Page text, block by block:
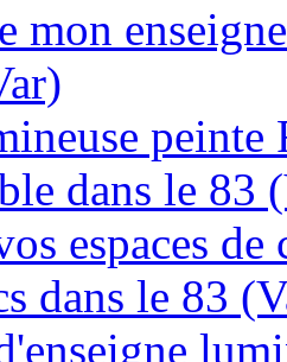
mon
dans le 83
espaces
dans le 83